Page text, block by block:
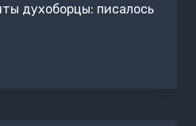
духоборцы: писалось